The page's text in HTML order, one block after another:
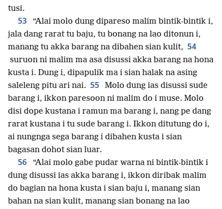
tusi.
53
“Alai molo dung dipareso malim bintik-bintik i,
jala dang rarat tu baju, tu bonang na lao ditonun i,
manang tu akka barang na dibahen sian kulit, 54
suruon ni malim ma asa disussi akka barang na hona
kusta i. Dung i, dipapulik ma i sian halak na asing
saleleng pitu ari nai. 55
Molo dung ias disussi sude
barang i, ikkon paresoon ni malim do i muse. Molo
disi dope kustana i ramun ma barang i, nang pe dang
rarat kustana i tu sude barang i. Ikkon ditutung do i,
ai nungnga sega barang i dibahen kusta i sian
bagasan dohot sian luar.
56
“Alai molo gabe pudar warna ni bintik-bintik i
dung disussi ias akka barang i, ikkon diribak malim
do bagian na hona kusta i sian baju i, manang sian
bahan na sian kulit, manang sian bonang na lao